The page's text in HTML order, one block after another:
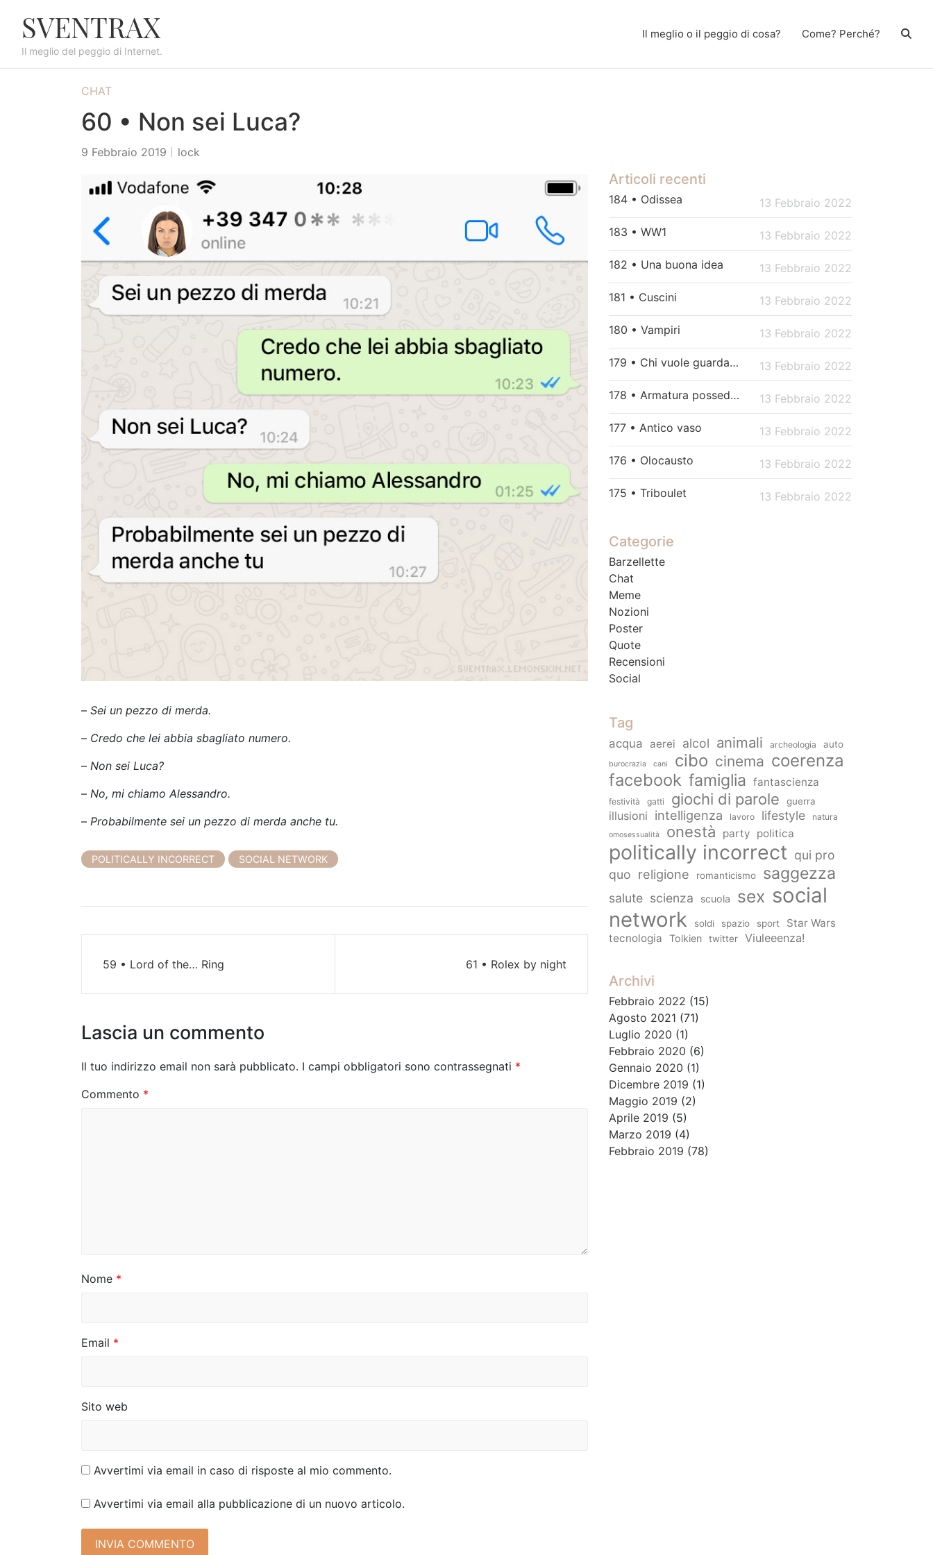
SVENTRAX
Il meglio del peggio di Internet.
Il meglio o il peggio di cosa? Come? Perché?
CHAT
60 • Non sei Luca?
9 Febbraio 2019 lock
– Sei un pezzo di merda.
– Credo che lei abbia sbagliato numero.
– Non sei Luca?
– No, mi chiamo Alessandro.
– Probabilmente sei un pezzo di merda anche tu.
POLITICALLY INCORRECT SOCIAL NETWORK
v
i
a
z
t
c
l
59 • Lord of the… Ring 61 • Rolex by night
Lascia un commento
Il tuo indirizzo email non sarà pubblicato. I campi obbligatori sono contrassegnati *
Commento *
Nome *
Email *
Sito web
Avvertimi via email in caso di risposte al mio commento.
Avvertimi via email alla pubblicazione di un nuovo articolo.
Articoli recenti
184 • Odissea 13 Febbraio 2022
183 • WW1 13 Febbraio 2022
182 • Una buona idea 13 Febbraio 2022
181 • Cuscini 13 Febbraio 2022
180 • Vampiri 13 Febbraio 2022
179 • Chi vuole guardare Netflix? 13 Febbraio 2022
178 • Armatura posseduta 13 Febbraio 2022
177 • Antico vaso 13 Febbraio 2022
176 • Olocausto 13 Febbraio 2022
175 • Triboulet 13 Febbraio 2022
Categorie
Barzellette
Chat
Meme
Nozioni
Poster
Quote
Recensioni
Social
Tag
acqua aerei alcol animali archeologia auto
burocrazia cani cibo cinema coerenza
facebook famiglia fantascienza
festività gatti giochi di parole guerra
illusioni intelligenza lavoro lifestyle natura
omosessualità onestà party politica
politically incorrect qui pro
quo religione romanticismo saggezza
salute scienza scuola sex social
network
soldi spazio sport
Star Wars
tecnologia
Tolkien twitter Viuleeenza!
Archivi
Febbraio 2022 (15)
Agosto 2021 (71)
Luglio 2020 (1)
Febbraio 2020 (6)
Gennaio 2020 (1)
Dicembre 2019 (1)
Maggio 2019 (2)
Aprile 2019 (5)
Marzo 2019 (4)
Febbraio 2019 (78)